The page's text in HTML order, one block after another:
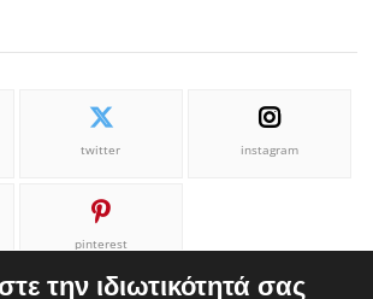
twitter instagram
pinterest
την ιδιωτικότητά σας